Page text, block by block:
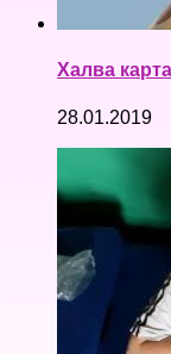
Халва
28.01.2019